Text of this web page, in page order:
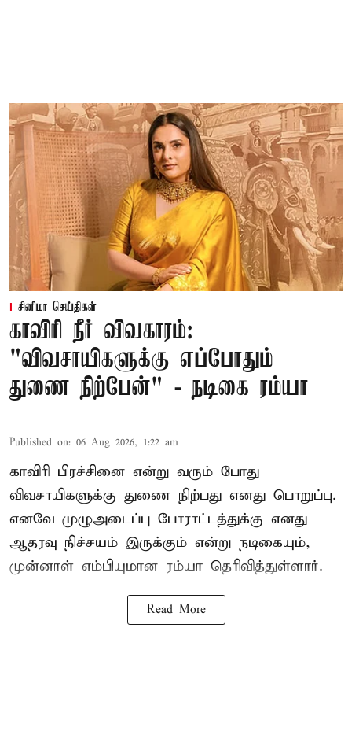
சினிமா செய்திகள்
காவிரி நீர் விவகாரம்:
"விவசாயிகளுக்கு எப்போதும்
துணை நிற்பேன்" - நடிகை ரம்யா
Published on: 06 Aug 2026, 1:22 am
காவிரி பிரச்சினை என்று வரும் போது
விவசாயிகளுக்கு துணை நிற்பது எனது பொறுப்பு.
எனவே முழுஅடைப்பு போராட்டத்துக்கு எனது
ஆதரவு நிச்சயம் இருக்கும் என்று நடிகையும்,
முன்னாள் எம்பியுமான ரம்யா தெரிவித்துள்ளார்.
Read More